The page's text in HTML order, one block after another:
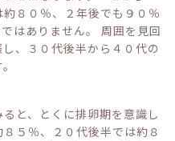
８０％、２年後でも９０％
はありません。 周囲を見回
、３０代後半から４０代の
と、とくに排卵期を意識し
５％、２０代後半では約８